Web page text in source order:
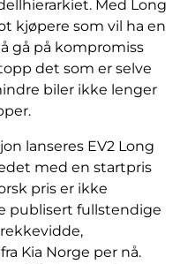
Med Long
kjøpere som vil ha en
gå på kompromiss
det som er selve
biler ikke lenger
lanseres EV2 Long
med en startpris
pris er ikke
publisert fullstendige
Kia Norge per nå.